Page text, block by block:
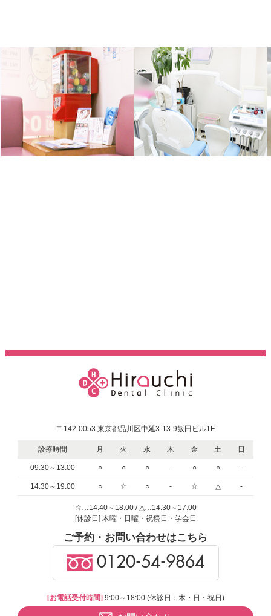
〒142-0053 東京都品川区中延3-13-9飯田ビル1F
診療時間 月 火 水 木 金 土 日
09:30～13:00 ○ ○ ○ - ○ ○ -
14:30～19:00 ○ ☆ ○ - ☆ △ -
☆…14:40～18:00 / △…14:30～17:00
[休診日] 木曜・日曜・祝祭日・学会日
ご予約・お問い合わせはこちら
0120-54-9864
[お電話受付時間] 9:00～18:00 (休診日：木・日・祝日)